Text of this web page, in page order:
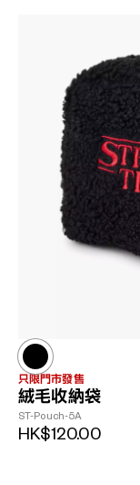
只限門市發售
絨毛收納袋
ST-Pouch-5A
HK$120.00